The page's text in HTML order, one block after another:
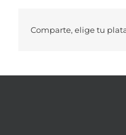
Comparte, elige tu